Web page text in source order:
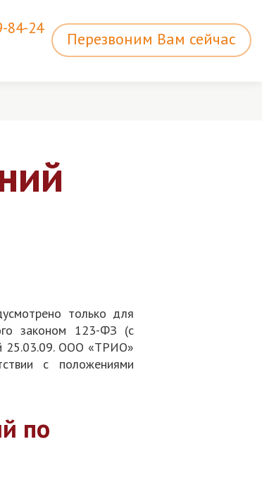
84-24
Перезвоним Вам сейчас
только для
законом 123-ФЗ (с
25.03.09. ООО «ТРИО»
с положениями
по